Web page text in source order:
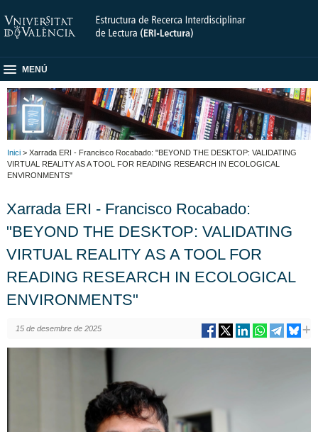
MENÚ
Inici > Xarrada ERI - Francisco Rocabado: "BEYOND THE DESKTOP: VALIDATING
VIRTUAL REALITY AS A TOOL FOR READING RESEARCH IN ECOLOGICAL
ENVIRONMENTS"
Xarrada ERI - Francisco Rocabado:
"BEYOND THE DESKTOP: VALIDATING
VIRTUAL REALITY AS A TOOL FOR
READING RESEARCH IN ECOLOGICAL
ENVIRONMENTS"
15 de desembre de 2025